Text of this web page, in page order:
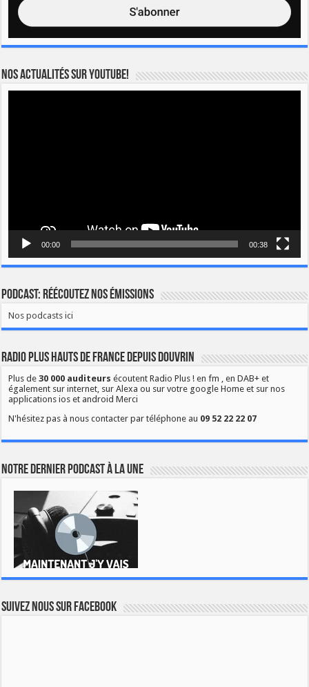
Nos actualités sur YOUTUBE!
00:00 00:38
Podcast: Réécoutez nos émissions
Nos podcasts ici
Radio Plus Hauts de France depuis Douvrin
Plus de30 000 auditeurs écoutent Radio Plus ! en fm , en DAB+ et
également sur internet, sur Alexa ou sur votre google Home et sur nos
applications ios et android Merci
N'hésitez pas à nous contacter par téléphone au 09 52 22 22 07
Notre dernier podcast à la une
Suivez nous sur Facebook